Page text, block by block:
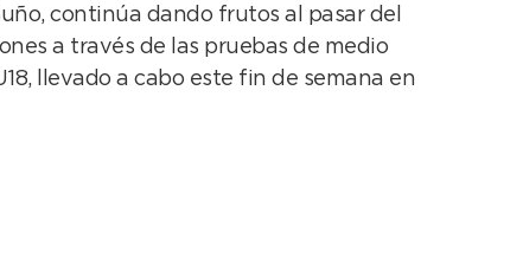
continúa dando frutos al pasar del
a través de las pruebas de medio
llevado a cabo este fin de semana en